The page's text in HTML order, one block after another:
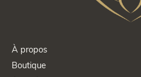
À propos
Boutique